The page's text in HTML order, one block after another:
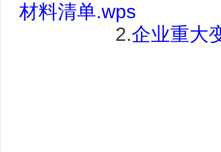
材料清单.wps
2.企业重大